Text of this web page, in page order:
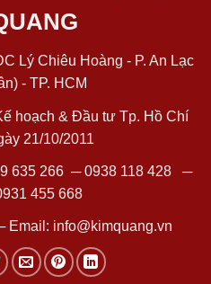
Lý Chiêu Hoàng - P. An Lạc
- TP. HCM
hoạch & Đầu tư Tp. Hồ Chí
21/10/2011
635 266─0938 118 428─
455 668
Email: info@kimquang.vn